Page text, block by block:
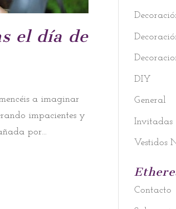
el día de
a imaginar
impacientes y
por...
DIY
General
Invitadas
Vestidos
Contacto